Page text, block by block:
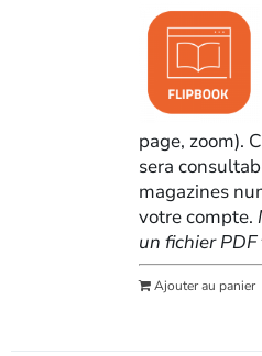
page, zoom).
sera
magazines
votre compte.
un fichier
Ajouter au panier